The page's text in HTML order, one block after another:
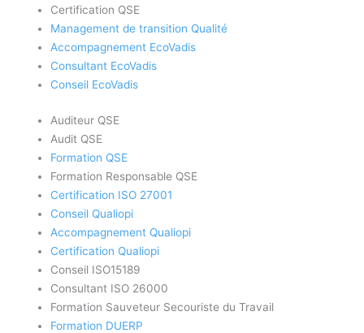
Certification QSE
Management de transition Qualité
Accompagnement EcoVadis
Consultant EcoVadis
Conseil EcoVadis
Auditeur QSE
Audit QSE
Formation QSE
Formation Responsable QSE
Certification ISO 27001
Conseil Qualiopi
Accompagnement Qualiopi
Certification Qualiopi
Conseil ISO15189
Consultant ISO 26000
Formation Sauveteur Secouriste du Travail
Formation DUERP